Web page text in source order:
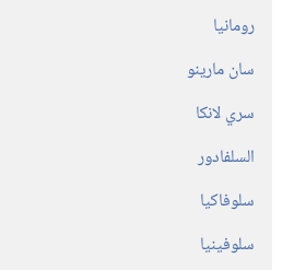
رومانيا
سان مارينو
سري لانكا
السلفادور
سلوفاكيا
سلوفينيا